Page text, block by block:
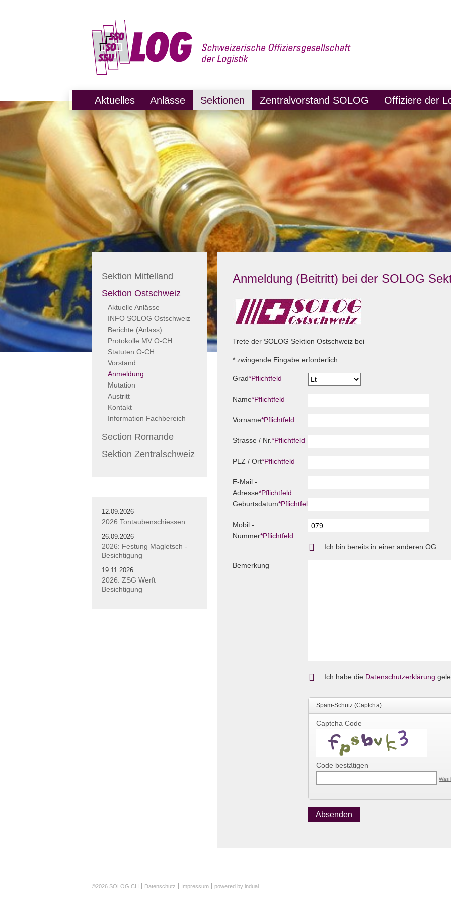
Aktuelles Anlässe Sektionen Zentralvorstand SOLOG Offiziere der
Sektion Mittelland
Sektion Ostschweiz
Aktuelle Anlässe
INFO SOLOG Ostschweiz
Berichte (Anlass)
Protokolle MV O-CH
Statuten O-CH
Vorstand
Anmeldung
Mutation
Austritt
Kontakt
Information Fachbereich
Section Romande
Sektion Zentralschweiz
12.09.2026
2026 Tontaubenschiessen
26.09.2026
2026: Festung Magletsch -
Besichtigung
19.11.2026
2026: ZSG Werft
Besichtigung
Anmeldung (Beitritt) bei der SOLOG
Trete der SOLOG Sektion Ostschweiz bei
* zwingende Eingabe erforderlich
Grad*Pflichtfeld
Name*Pflichtfeld
Vorname*Pflichtfeld
Strasse / Nr.*Pflichtfeld
PLZ / Ort*Pflichtfeld
E-Mail -
Adresse*Pflichtfeld
Geburtsdatum*Pflichtfeld
Mobil -
Nummer*Pflichtfeld
Ich bin bereits in einer anderen OG
Bemerkung
Ich habe die Datenschutzerklärung
Spam-Schutz (Captcha)
Captcha Code
Code bestätigen
Was
©2026 SOLOG.CH Datenschutz Impressum powered by indual